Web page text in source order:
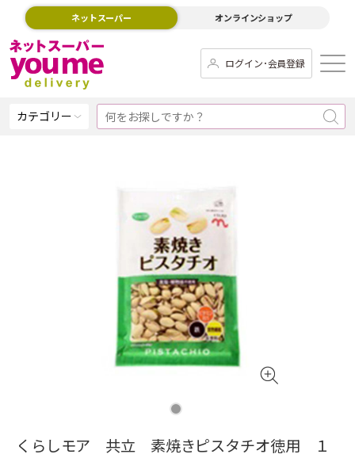
ネットスーパー オンラインショップ
ログイン･会員登録
カテゴリー
くらしモア 共立 素焼きピスタチオ徳用 １